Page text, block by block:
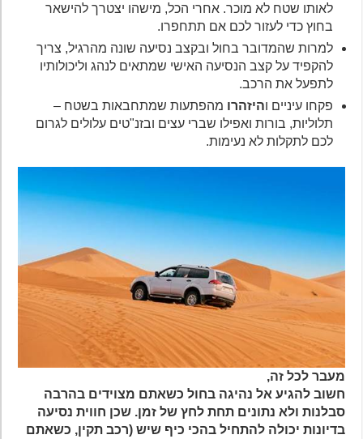
לאותו שטח לא מוכר. אחרי הכל, מישהו יצטרך להישאר
בחוץ כדי לעזור לכם אם תתחפרו.
למרות שהמדובר בחול ובקצב נסיעה שונה מהרגיל, צריך
להקפיד על קצב הנסיעה האישי שמתאים לנהג וליכולותיו
לתפעל את הרכב.
פקחו עיניים והיזהרומהפתעות שמתחבאות בשטח –
תלוליות, בורות ואפילו שברי עצים ובזנ"טים עלולים לגרום
לכם לתקלות לא נעימות.
מעבר לכל זה,
חשוב להגיע אל נהיגה בחול כשאתם מצוידים בהרבה
סבלנות ולא נתונים תחת לחץ של זמן. שכן חווית נסיעה
בדיונות יכולה להתחיל בהכי כיף שיש (רכב תקין, כשאתם